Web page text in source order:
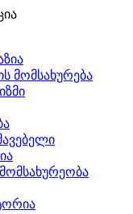
მომსახურება